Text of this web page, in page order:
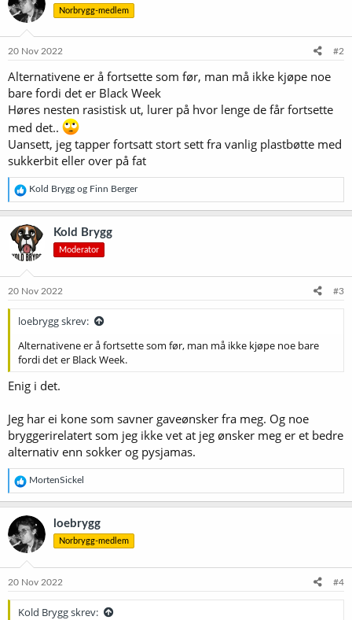
Norbrygg-medlem
20 Nov 2022 #2
Alternativene er å fortsette som før, man må ikke kjøpe noe
bare fordi det er Black Week
Høres nesten rasistisk ut, lurer på hvor lenge de får fortsette
med det..
Uansett, jeg tapper fortsatt stort sett fra vanlig plastbøtte med
sukkerbit eller over på fat
R
e
a
k
s
j
o
e
Kold Brygg og Finn Berger
Kold Brygg
Moderator
20 Nov 2022 #3
loebrygg skrev:
Alternativene er å fortsette som før, man må ikke kjøpe noe bare
fordi det er Black Week.
Enig i det.
Jeg har ei kone som savner gaveønsker fra meg. Og noe
bryggerirelatert som jeg ikke vet at jeg ønsker meg er et bedre
alternativ enn sokker og pysjamas.
R
e
a
k
s
j
o
e
MortenSickel
loebrygg
Norbrygg-medlem
20 Nov 2022 #4
Kold Brygg skrev: